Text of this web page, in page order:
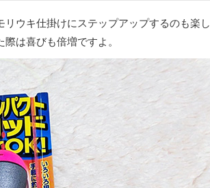
ウキ仕掛けにステップアップするのも楽し
は喜びも倍増ですよ。